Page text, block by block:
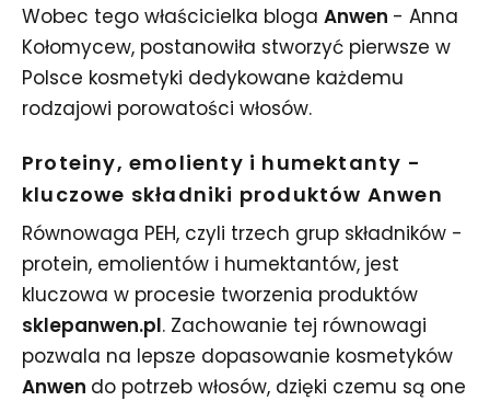
Wobec tego właścicielka bloga Anwen - Anna
Kołomycew, postanowiła stworzyć pierwsze w
Polsce kosmetyki dedykowane każdemu
rodzajowi porowatości włosów.
Proteiny, emolienty i humektanty -
kluczowe składniki produktów Anwen
Równowaga PEH, czyli trzech grup składników -
protein, emolientów i humektantów, jest
kluczowa w procesie tworzenia produktów
sklepanwen.pl. Zachowanie tej równowagi
pozwala na lepsze dopasowanie kosmetyków
Anwen do potrzeb włosów, dzięki czemu są one